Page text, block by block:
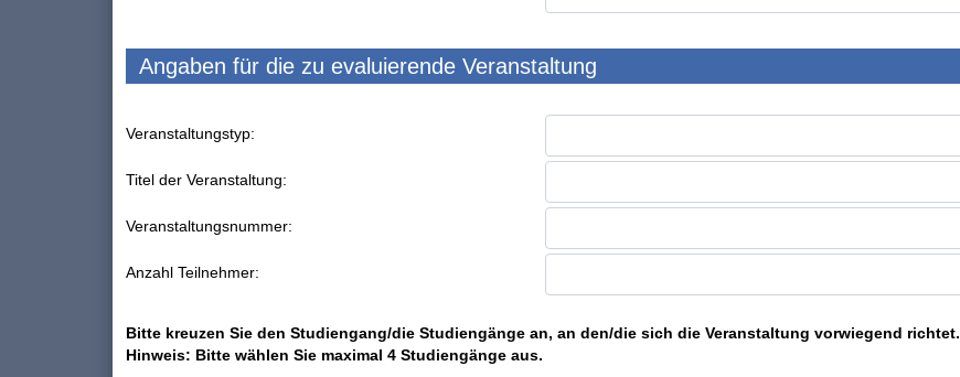
Angaben für die zu evaluierende Veranstaltung
Veranstaltungstyp:
Titel der Veranstaltung:
Veranstaltungsnummer:
Anzahl Teilnehmer:
Bitte kreuzen Sie den Studiengang/die Studiengänge an, an den/die sich die Veranstaltung vorwiegend richtet.
Hinweis: Bitte wählen Sie maximal 4 Studiengänge aus.